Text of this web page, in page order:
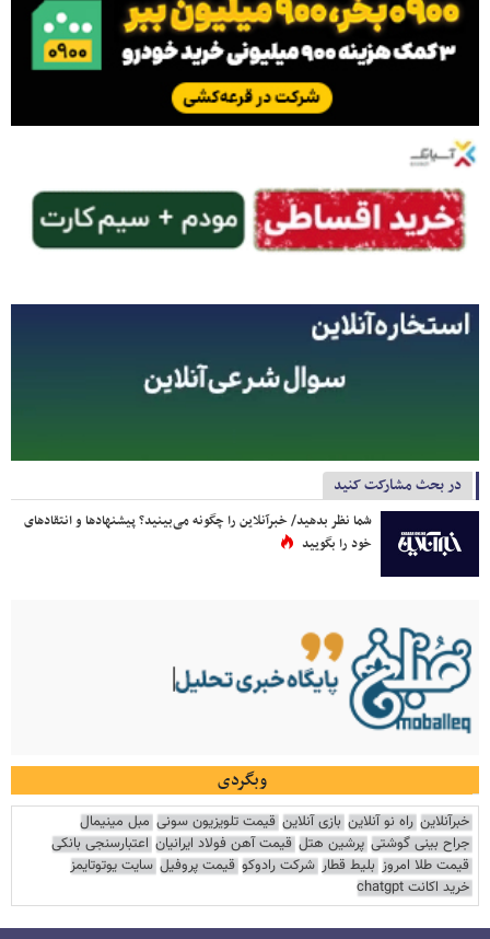
در بحث مشارکت کنید
شما نظر بدهید/ خبرآنلاین را چگونه می‌بینید؟ پیشنهادها و انتقادهای
خود را بگویید
وبگردی
خبرآنلاین راه نو آنلاین بازی آنلاین قیمت تلویزیون سونی مبل مینیمال
جراح بینی گوشتی پرشین هتل قیمت آهن فولاد ایرانیان اعتبارسنجی بانکی
قیمت طلا امروز بلیط قطار شرکت رادوکو قیمت پروفیل سایت یوتوتایمز
خرید اکانت chatgpt